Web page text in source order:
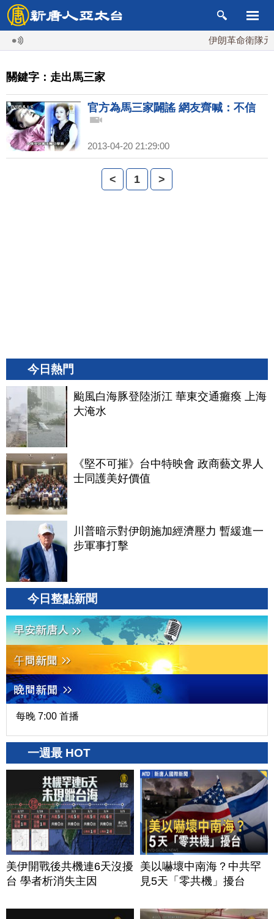
伊朗革命衛隊元
關鍵字：走出馬三家
官方為馬三家闢謠 網友齊喊：不信
2013-04-20 21:29:00
< 1 >
今日熱門
颱風白海豚登陸浙江 華東交通癱瘓 上海
大淹水
《堅不可摧》台中特映會 政商藝文界人
士同護美好價值
川普暗示對伊朗施加經濟壓力 暫緩進一
步軍事打擊
今日整點新聞
每晚 7:00 首播
一週最 HOT
美伊開戰後共機連6天沒擾
台 學者析消失主因
美以嚇壞中南海？中共罕
見5天「零共機」擾台